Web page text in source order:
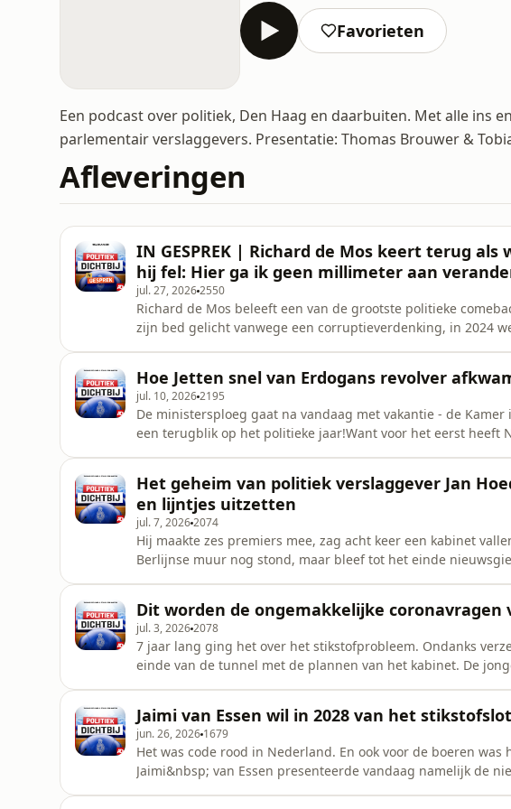
Favorieten
Een podcast over politiek, Den Haag en daarbuiten. Met alle ins
parlementair verslaggevers. Presentatie: Thomas Brouwer &
Afleveringen
IN GESPREK | Richard de Mos keert terug
hij fel: Hier ga ik geen millimeter aan
jul. 27, 20262550
Richard de Mos beleeft een van de grootste politieke
zijn bed gelicht vanwege een corruptieverdenking, in 2024
hoog.Hoe gaat
Hoe Jetten snel van Erdogans revolver
jul. 10, 20262195
De ministersploeg gaat na vandaag met vakantie - de
een terugblik op het politieke jaar!Want voor het eerst heeft
maanden meerderheden vi
Het geheim van politiek verslaggever Jan
en lijntjes uitzetten
jul. 7, 20262074
Hij maakte zes premiers mee, zag acht keer een kabinet
Berlijnse muur nog stond, maar bleef tot het einde
collega&r
Dit worden de ongemakkelijke coronavragen
jul. 3, 20262078
7 jaar lang ging het over het stikstofprobleem. Ondanks
einde van de tunnel met de plannen van het kabinet. De
waarschuwingen vo
Jaimi van Essen wil in 2028 van het
jun. 26, 2026 1679
Het was code rood in Nederland. En ook voor de boeren
Jaimi&nbsp; van Essen presenteerde vandaag namelijk de